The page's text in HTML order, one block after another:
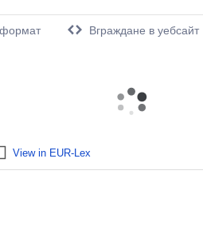
Вграждане в уебсайт
View in EUR-Lex